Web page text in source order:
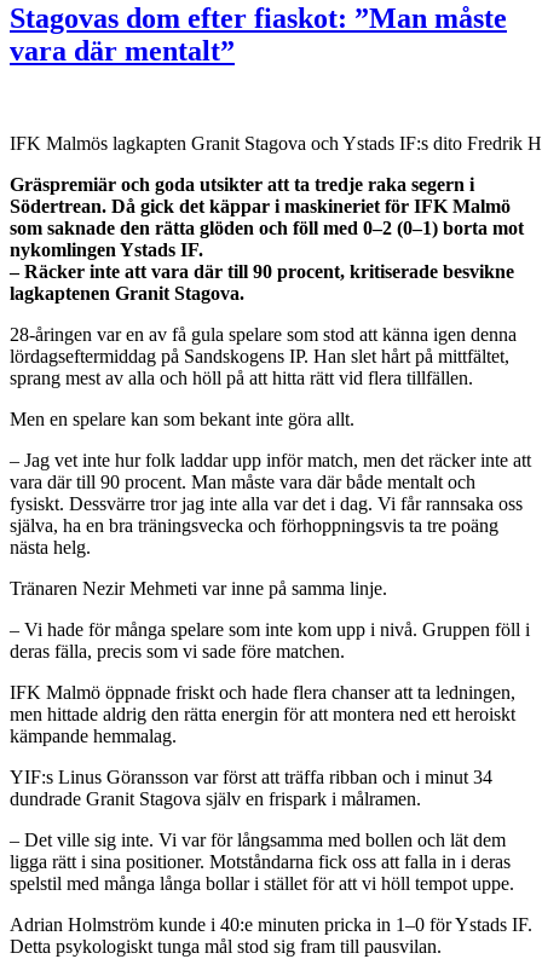
Stagovas dom efter fiaskot: ”Man måste
vara där mentalt”
IFK Malmös lagkapten Granit Stagova och Ystads IF:s dito Fredrik
Gräspremiär och goda utsikter att ta tredje raka segern i
Södertrean. Då gick det käppar i maskineriet för IFK Malmö
som saknade den rätta glöden och föll med 0–2 (0–1) borta mot
nykomlingen Ystads IF.
– Räcker inte att vara där till 90 procent, kritiserade besvikne
lagkaptenen Granit Stagova.
28-åringen var en av få gula spelare som stod att känna igen denna
lördagseftermiddag på Sandskogens IP. Han slet hårt på mittfältet,
sprang mest av alla och höll på att hitta rätt vid flera tillfällen.
Men en spelare kan som bekant inte göra allt.
– Jag vet inte hur folk laddar upp inför match, men det räcker inte att
vara där till 90 procent. Man måste vara där både mentalt och
fysiskt. Dessvärre tror jag inte alla var det i dag. Vi får rannsaka oss
själva, ha en bra träningsvecka och förhoppningsvis ta tre poäng
nästa helg.
Tränaren Nezir Mehmeti var inne på samma linje.
– Vi hade för många spelare som inte kom upp i nivå. Gruppen föll i
deras fälla, precis som vi sade före matchen.
IFK Malmö öppnade friskt och hade flera chanser att ta ledningen,
men hittade aldrig den rätta energin för att montera ned ett heroiskt
kämpande hemmalag.
YIF:s Linus Göransson var först att träffa ribban och i minut 34
dundrade Granit Stagova själv en frispark i målramen.
– Det ville sig inte. Vi var för långsamma med bollen och lät dem
ligga rätt i sina positioner. Motståndarna fick oss att falla in i deras
spelstil med många långa bollar i stället för att vi höll tempot uppe.
Adrian Holmström kunde i 40:e minuten pricka in 1–0 för Ystads IF.
Detta psykologiskt tunga mål stod sig fram till pausvilan.